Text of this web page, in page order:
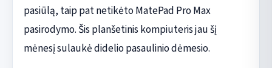
pasiūlą, taip pat netikėto MatePad Pro Max
pasirodymo. Šis planšetinis kompiuteris jau šį
mėnesį sulaukė didelio pasaulinio dėmesio.